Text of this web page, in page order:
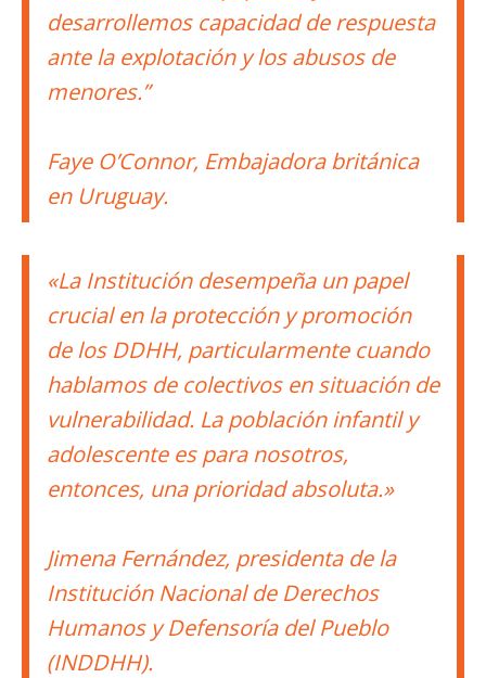
desarrollemos capacidad de respuesta
ante la explotación y los abusos de
menores.”
Faye O’Connor, Embajadora británica
en Uruguay.
«La Institución desempeña un papel
crucial en la protección y promoción
de los DDHH, particularmente cuando
hablamos de colectivos en situación de
vulnerabilidad. La población infantil y
adolescente es para nosotros,
entonces, una prioridad absoluta.»
Jimena Fernández, presidenta de la
Institución Nacional de Derechos
Humanos y Defensoría del Pueblo
(INDDHH).